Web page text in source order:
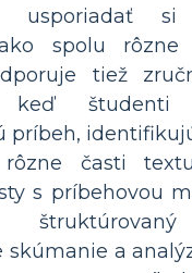
usporiadať
spolu rôzne
tiež
keď
príbeh,
časti
s príbehovou
skúmanie a